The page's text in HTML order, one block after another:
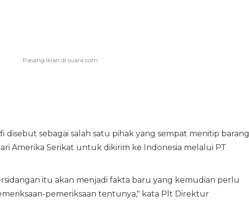
disebut sebagai salah satu pihak yang sempat menitip barang
Amerika Serikat untuk dikirim ke Indonesia melalui PT
itu akan menjadi fakta baru yang kemudian perlu
pemeriksaan tentunya," kata Plt Direktur